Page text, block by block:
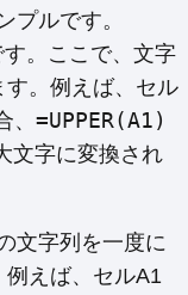
プルです。
。ここで、 文字
。例えば、セル
=UPPER(A1)
文字に変換され
文字列を一度に
例えば、セルA1